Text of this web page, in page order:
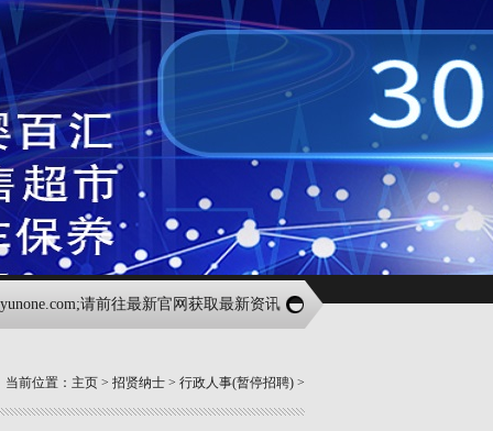
请前往最新官网获取最新资讯
当前位置： 主页 > 招贤纳士 > 行政人事(暂停招聘) >